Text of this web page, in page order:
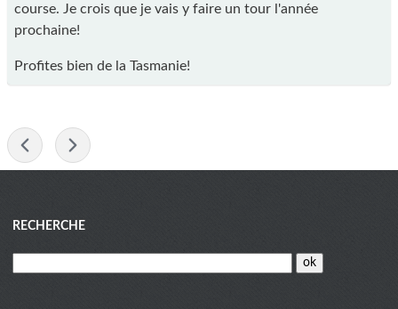
course. Je crois que je vais y faire un tour l'année
prochaine!
Profites bien de la Tasmanie!
Blog
RECHERCHE